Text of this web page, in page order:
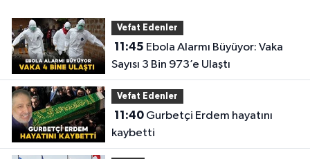
Vefat Edenler
11:45
Sayısı 3 Bin 973’e Ulaştı
Vefat Edenler
11:40Gurbetçi Erdem hayatını
kaybetti